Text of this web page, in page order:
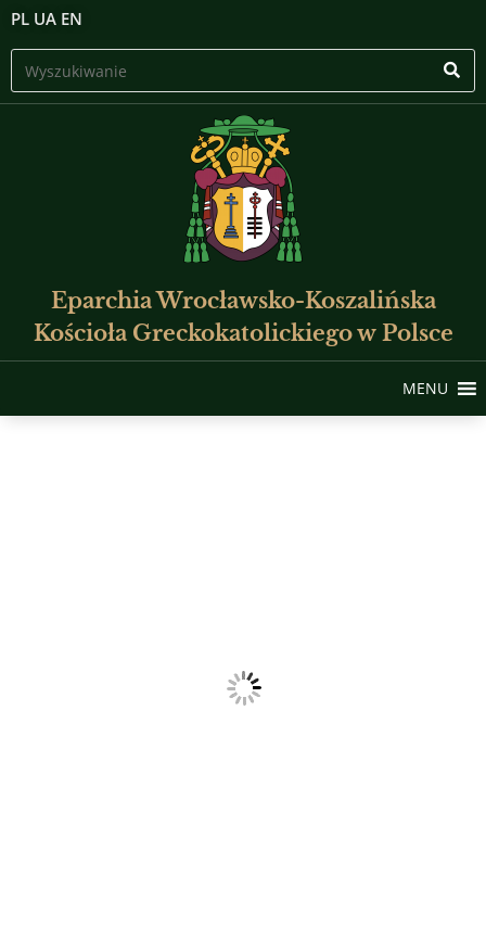
PL UA EN
Eparchia Wrocławsko-Koszalińska
Kościoła Greckokatolickiego w Polsce
MENU